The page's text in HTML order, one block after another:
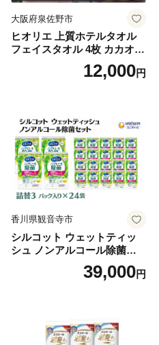
大阪府泉佐野市
ヒオリエ 上質ホテルタオル
フェイスタオル 4枚 カカオ
【タオル 泉州タオル 吸水 普
段使い 無地 シンプル 日用品
12,000円
香川県観音寺市
シルコット ウェットティッ
シュ ノンアルコール除菌詰
替（43枚×3P）×24袋 日用品
おもちゃ 拭き取り 手拭き 外
39,000円